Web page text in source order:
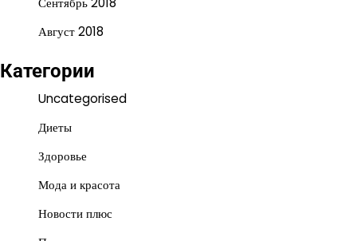
Август 2018
Категории
Uncategorised
Диеты
Здоровье
Мода и красота
Новости плюс